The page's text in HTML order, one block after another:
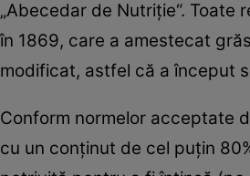
„Abecedar de Nutriţie“.
în 1869, care a amestecat
modificat, astfel că a început
Conform normelor acceptate
cu un conţinut de cel puţin